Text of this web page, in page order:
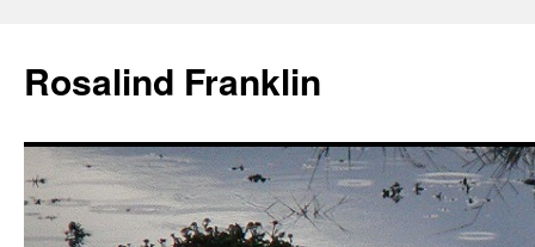
Rosalind Franklin